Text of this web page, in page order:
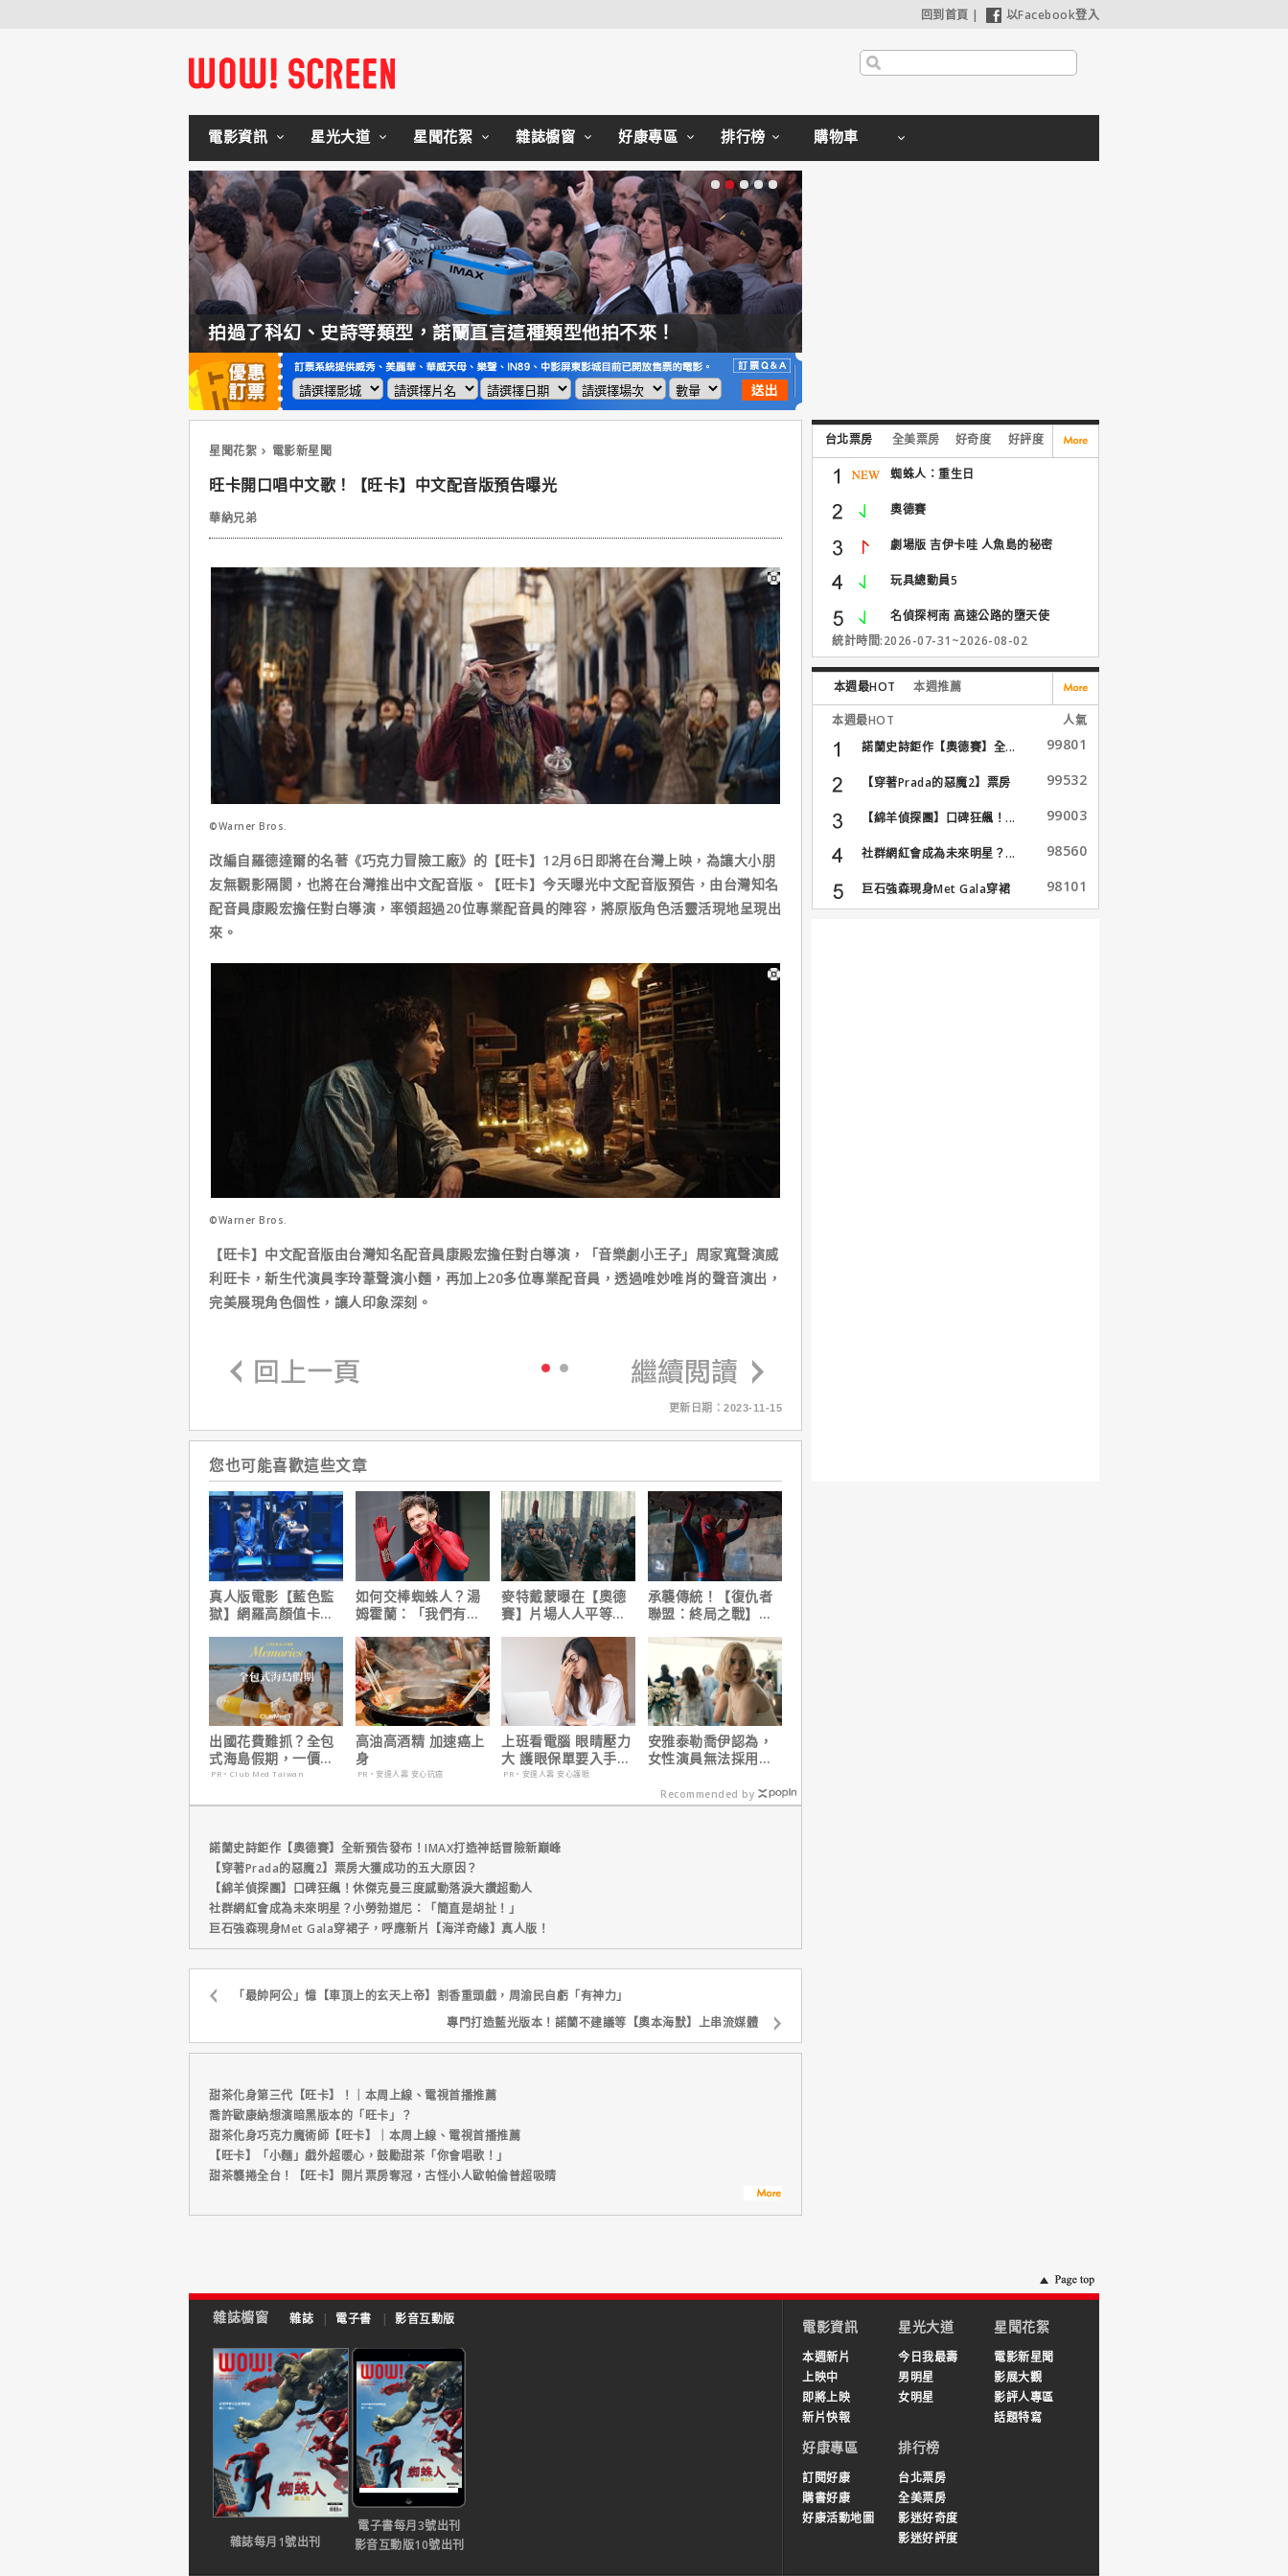
回到首頁 | 以Facebook登入
電影資訊 星光大道 星聞花絮 雜誌櫥窗 好康專區 排行榜 購物車
拍過了科幻、史詩等類型，諾蘭直言這種類型他拍不來！
星聞花絮 電影新星聞
旺卡開口唱中文歌！【旺卡】中文配音版預告曝光
華納兄弟
©Warner Bros.
改編自羅德達爾的名著《巧克力冒險工廠》的【旺卡】12月6日即將在台灣上映，為讓大小朋
友無觀影隔閡，也將在台灣推出中文配音版。【旺卡】今天曝光中文配音版預告，由台灣知名
配音員康殿宏擔任對白導演，率領超過20位專業配音員的陣容，將原版角色活靈活現地呈現出
來。
©Warner Bros.
【旺卡】中文配音版由台灣知名配音員康殿宏擔任對白導演，「音樂劇小王子」周家寬聲演威
利旺卡，新生代演員李玲葦聲演小麵，再加上20多位專業配音員，透過唯妙唯肖的聲音演出，
完美展現角色個性，讓人印象深刻。
更新日期：2023-11-15
您也可能喜歡這些文章
真人版電影【藍色監
獄】網羅高顏值卡司
如何交棒蜘蛛人？湯
姆霍蘭：「我們有一
麥特戴蒙曝在【奧德
賽】片場人人平等，
承襲傳統！【復仇者
聯盟：終局之戰】導
生日】破紀錄！
出國花費難抓？全包
式海島假期，一價搞
定食宿玩樂，省錢更
PR・Club Med Taiwan
高油高酒精 加速癌上
身
PR・安達人壽 安心抗癌
上班看電腦 眼睛壓力
大 護眼保單要入手
【安心護眼定期眼睛
PR・安達人壽 安心護眼
安雅泰勒喬伊認為，
女性演員無法採用方
Recommended by
諾蘭史詩鉅作【奧德賽】全新預告發布！IMAX打造神話冒險新巔峰
【穿著Prada的惡魔2】票房大獲成功的五大原因？
【綿羊偵探團】口碑狂飆！休傑克曼三度感動落淚大讚超動人
社群網紅會成為未來明星？小勞勃道尼：「簡直是胡扯！」
巨石強森現身Met Gala穿裙子，呼應新片【海洋奇緣】真人版！
「最帥阿公」憶【車頂上的玄天上帝】割香重頭戲，周渝民自虧「有神力」
專門打造藍光版本！諾蘭不建議等【奧本海默】上串流媒體
甜茶化身第三代【旺卡】！｜本周上線、電視首播推薦
喬許歐康納想演暗黑版本的「旺卡」？
甜茶化身巧克力魔術師【旺卡】｜本周上線、電視首播推薦
【旺卡】「小麵」戲外超暖心，鼓勵甜茶「你會唱歌！」
甜茶襲捲全台！【旺卡】開片票房奪冠，古怪小人歐帕倫普超吸睛
台北票房 全美票房 好奇度 好評度
蜘蛛人：重生日
奧德賽
劇場版 吉伊卡哇 人魚島的秘密
玩具總動員5
名偵探柯南 高速公路的墮天使
統計時間:2026-07-31~2026-08-02
本週最HOT 本週推薦
本週最HOT
人氣
諾蘭史詩鉅作【奧德賽】全...
99801
【穿著Prada的惡魔2】票房
99532
【綿羊偵探團】口碑狂飆！... 99003
社群網紅會成為未來明星？... 98560
巨石強森現身Met Gala穿裙
子...
98101
雜誌櫥窗 雜誌 | 電子書 | 影音互動版
雜誌每月1號出刊
電子書每月3號出刊
影音互動版10號出刊
電影資訊
本週新片
上映中
即將上映
新片快報
星光大道
今日我最壽
男明星
女明星
星聞花絮
電影新星聞
影展大觀
影評人專區
話題特寫
好康專區
訂閱好康
購書好康
好康活動地圖
排行榜
台北票房
全美票房
影迷好奇度
影迷好評度